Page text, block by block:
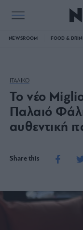
NEWSROOM FOOD &
ΙΤΑΛΙΚΟ
Το νέο
Παλαιό
αυθεντική
Share this